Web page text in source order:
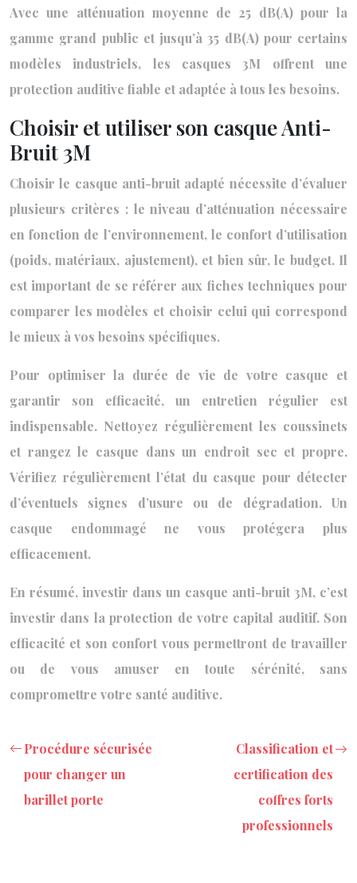
Avec une atténuation moyenne de 25 dB(A) pour la
gamme grand public et jusqu’à 35 dB(A) pour certains
modèles industriels, les casques 3M offrent une
protection auditive fiable et adaptée à tous les besoins.
Choisir et utiliser son casque Anti-
Bruit 3M
Choisir le casque anti-bruit adapté nécessite d’évaluer
plusieurs critères : le niveau d’atténuation nécessaire
en fonction de l’environnement, le confort d’utilisation
(poids, matériaux, ajustement), et bien sûr, le budget. Il
est important de se référer aux fiches techniques pour
comparer les modèles et choisir celui qui correspond
le mieux à vos besoins spécifiques.
Pour optimiser la durée de vie de votre casque et
garantir son efficacité, un entretien régulier est
indispensable. Nettoyez régulièrement les coussinets
et rangez le casque dans un endroit sec et propre.
Vérifiez régulièrement l’état du casque pour détecter
d’éventuels signes d’usure ou de dégradation. Un
casque endommagé ne vous protégera plus
efficacement.
En résumé, investir dans un casque anti-bruit 3M, c’est
investir dans la protection de votre capital auditif. Son
efficacité et son confort vous permettront de travailler
ou de vous amuser en toute sérénité, sans
compromettre votre santé auditive.
Procédure sécurisée
pour changer un
barillet porte
Classification et
certification des
coffres forts
professionnels